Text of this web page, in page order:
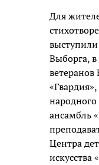
Для
Выборга,
народного
ансамбль
Центра
искусства